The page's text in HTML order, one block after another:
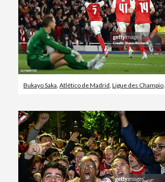
Bukayo Saka, Atlético de Madrid, Ligue des Champions